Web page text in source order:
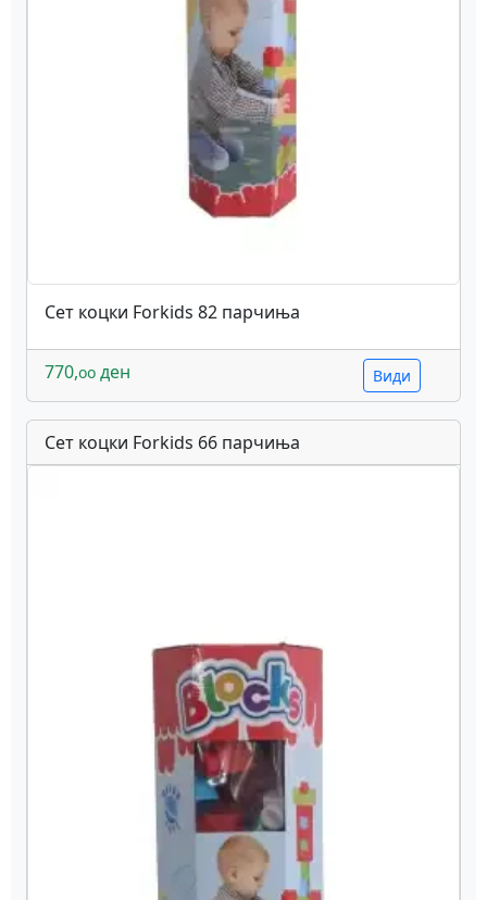
Сет коцки Forkids 82 парчиња
770,oo ден Види
Сет коцки Forkids 66 парчиња